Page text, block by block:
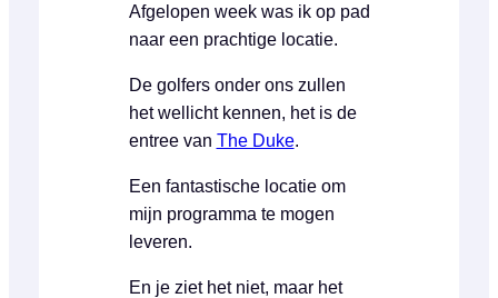
Afgelopen week was ik op pad
naar een prachtige locatie.
De golfers onder ons zullen
het wellicht kennen, het is de
entree van The Duke.
Een fantastische locatie om
mijn programma te mogen
leveren.
En je ziet het niet, maar het